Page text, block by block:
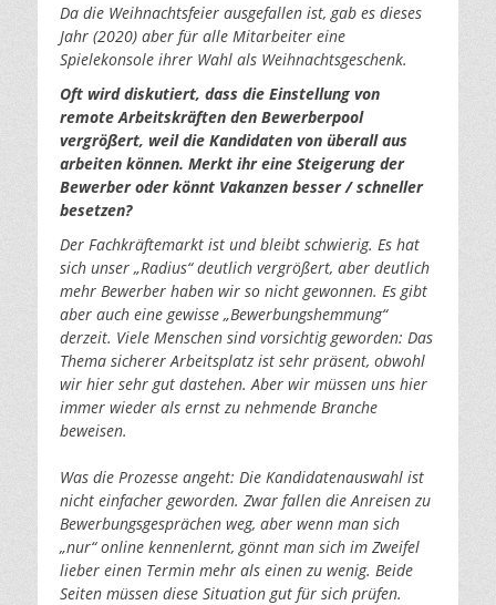
Da die Weihnachtsfeier ausgefallen ist, gab es dieses
Jahr (2020) aber für alle Mitarbeiter eine
Spielekonsole ihrer Wahl als Weihnachtsgeschenk.
Oft wird diskutiert, dass die Einstellung von
remote Arbeitskräften den Bewerberpool
vergrößert, weil die Kandidaten von überall aus
arbeiten können. Merkt ihr eine Steigerung der
Bewerber oder könnt Vakanzen besser / schneller
besetzen?
Der Fachkräftemarkt ist und bleibt schwierig. Es hat
sich unser „Radius“ deutlich vergrößert, aber deutlich
mehr Bewerber haben wir so nicht gewonnen. Es gibt
aber auch eine gewisse „Bewerbungshemmung“
derzeit. Viele Menschen sind vorsichtig geworden: Das
Thema sicherer Arbeitsplatz ist sehr präsent, obwohl
wir hier sehr gut dastehen. Aber wir müssen uns hier
immer wieder als ernst zu nehmende Branche
beweisen.
Was die Prozesse angeht: Die Kandidatenauswahl ist
nicht einfacher geworden. Zwar fallen die Anreisen zu
Bewerbungsgesprächen weg, aber wenn man sich
„nur“ online kennenlernt, gönnt man sich im Zweifel
lieber einen Termin mehr als einen zu wenig. Beide
Seiten müssen diese Situation gut für sich prüfen.